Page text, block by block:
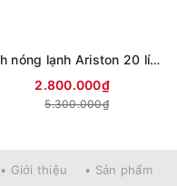
Bình nóng lạnh Ariston 20 lít SLIM3 20 R VN (mới 2024)
2.800.000₫
5.300.000₫
• Giới thiệu • Sản phẩm